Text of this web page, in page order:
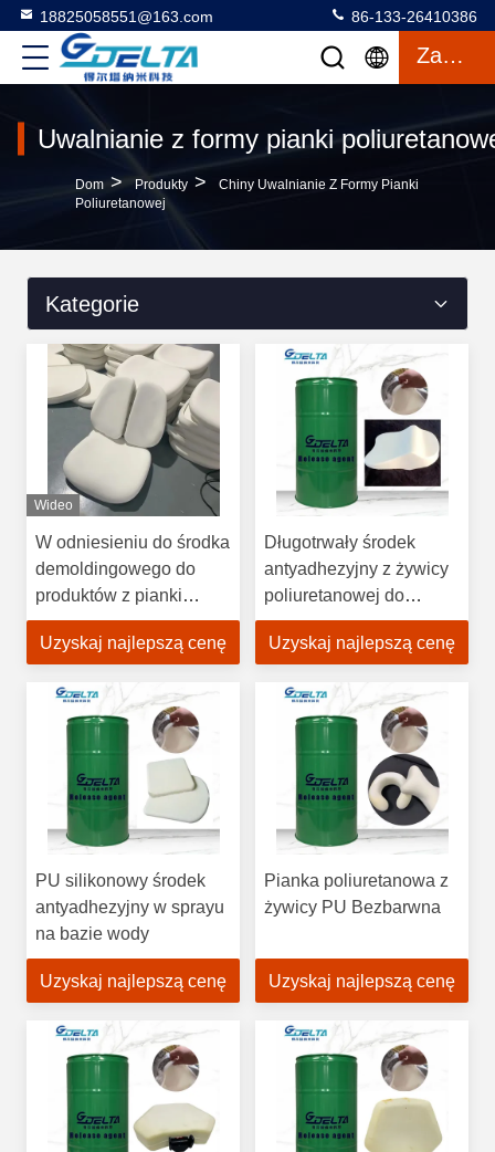
18825058551@163.com 86-133-26410386
Zacytować
Uwalnianie z formy pianki
Dom > Produkty >
Chiny Uwalnianie Z Formy Pianki
Poliuretanowej
Kategorie
Wideo
W odniesieniu do środka
demoldingowego do
produktów z pianki
poduszki siedziska
samochodowego -
poliuretanu
Uzyskaj najlepszą cenę
Długotrwały środek
antyadhezyjny z żywicy
poliuretanowej do
trwałych form
Uzyskaj najlepszą cenę
PU silikonowy środek
antyadhezyjny w sprayu
na bazie wody
Uzyskaj najlepszą cenę
Pianka poliuretanowa z
żywicy PU Bezbarwna
Uzyskaj najlepszą cenę